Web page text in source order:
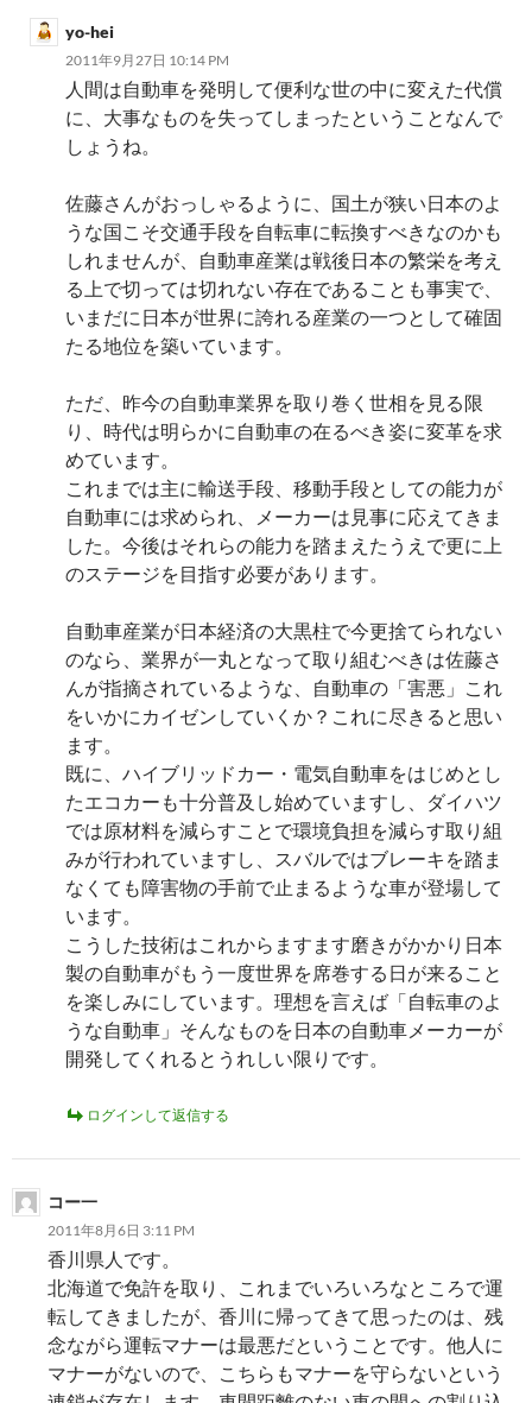
yo-hei
2011年9月27日 10:14 PM
人間は自動車を発明して便利な世の中に変えた代償
に、大事なものを失ってしまったということなんで
しょうね。
佐藤さんがおっしゃるように、国土が狭い日本のよ
うな国こそ交通手段を自転車に転換すべきなのかも
しれませんが、自動車産業は戦後日本の繁栄を考え
る上で切っては切れない存在であることも事実で、
いまだに日本が世界に誇れる産業の一つとして確固
たる地位を築いています。
ただ、昨今の自動車業界を取り巻く世相を見る限
り、時代は明らかに自動車の在るべき姿に変革を求
めています。
これまでは主に輸送手段、移動手段としての能力が
自動車には求められ、メーカーは見事に応えてきま
した。今後はそれらの能力を踏まえたうえで更に上
のステージを目指す必要があります。
自動車産業が日本経済の大黒柱で今更捨てられない
のなら、業界が一丸となって取り組むべきは佐藤さ
んが指摘されているような、自動車の「害悪」これ
をいかにカイゼンしていくか？これに尽きると思い
ます。
既に、ハイブリッドカー・電気自動車をはじめとし
たエコカーも十分普及し始めていますし、ダイハツ
では原材料を減らすことで環境負担を減らす取り組
みが行われていますし、スバルではブレーキを踏ま
なくても障害物の手前で止まるような車が登場して
います。
こうした技術はこれからますます磨きがかかり日本
製の自動車がもう一度世界を席巻する日が来ること
を楽しみにしています。理想を言えば「自転車のよ
うな自動車」そんなものを日本の自動車メーカーが
開発してくれるとうれしい限りです。
ログインして返信する
コー一
2011年8月6日 3:11 PM
香川県人です。
北海道で免許を取り、これまでいろいろなところで運
転してきましたが、香川に帰ってきて思ったのは、残
念ながら運転マナーは最悪だということです。他人に
マナーがないので、こちらもマナーを守らないという